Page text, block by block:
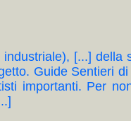
[...]
Guide Sentieri
importanti. Per